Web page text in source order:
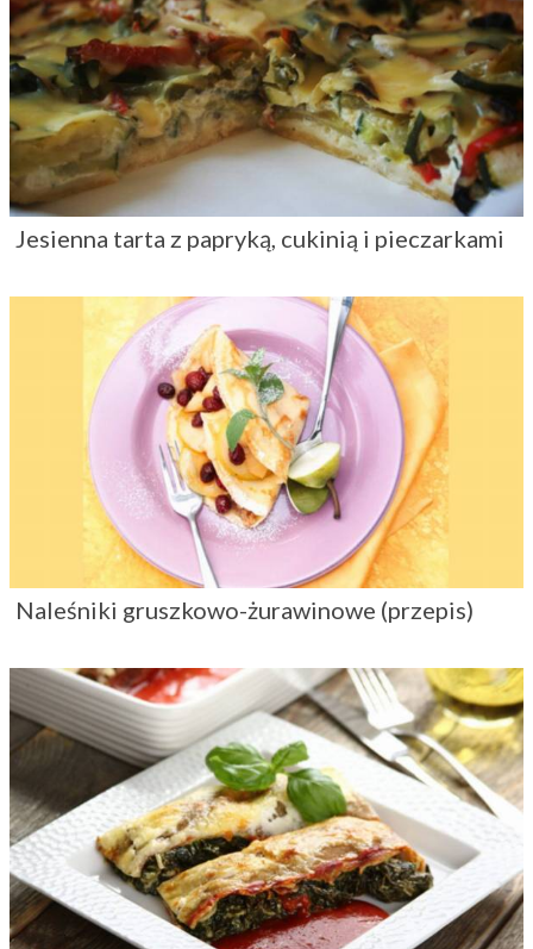
Jesienna tarta z papryką, cukinią i pieczarkami
Naleśniki gruszkowo-żurawinowe (przepis)